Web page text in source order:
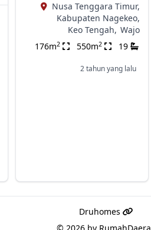
Nusa Tenggara Timur,
Kabupaten Nagekeo,
Keo Tengah, Wajo
176m2 550m2 19
2 tahun yang lalu
Druhomes